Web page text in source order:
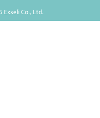
Co., Ltd.